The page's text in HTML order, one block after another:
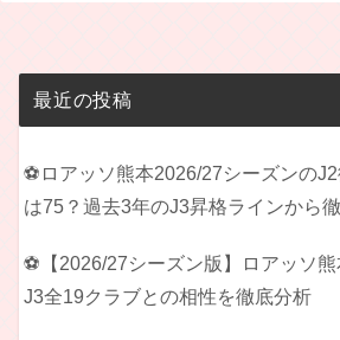
最近の投稿
⚽ロアッソ熊本2026/27シーズンの
は75？過去3年のJ3昇格ラインから
⚽【2026/27シーズン版】ロアッソ熊
J3全19クラブとの相性を徹底分析